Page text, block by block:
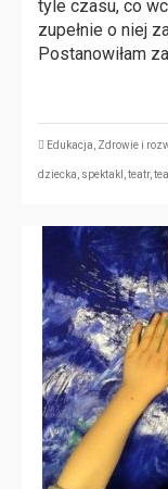
tyle czasu, co
zupełnie o niej
Postanowiłam
Edukacja Zdrowie i
dziecka spektakl teatr,